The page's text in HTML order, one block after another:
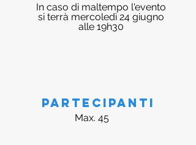
In caso di maltempo l'evento
si terrà mercoledì 24 giugno
alle 19h30
partecipanti
Max. 45